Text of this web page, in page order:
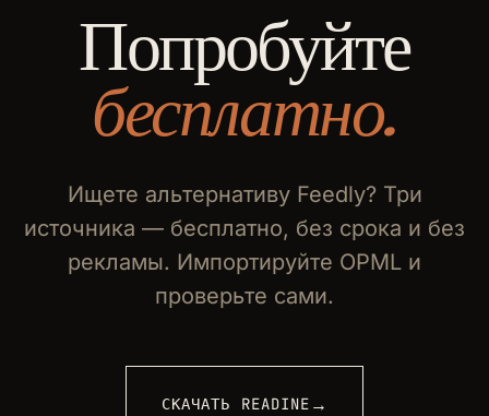
Попробуйте
бесплатно.
Ищете альтернативу Feedly? Три
источника — бесплатно, без срока и без
рекламы. Импортируйте OPML и
проверьте сами.
СКАЧАТЬ READINE →